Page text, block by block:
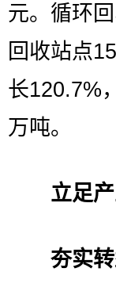
元。循环
回收站点
长120.7%
万吨。
立足
夯实